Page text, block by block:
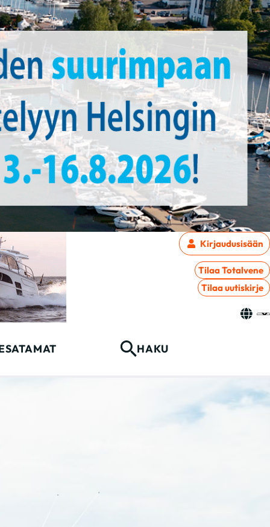
Kirjaudusisään
Tilaa Totalvene
Tilaa uutiskirje
HAKU